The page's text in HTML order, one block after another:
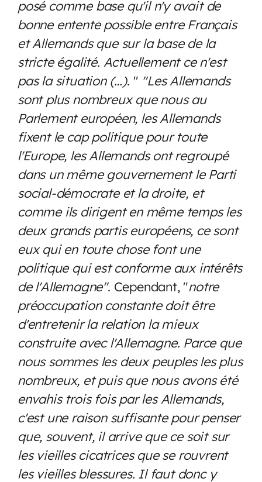
posé comme base qu'il n'y avait de
bonne entente possible entre Français
et Allemands que sur la base de la
stricte égalité. Actuellement ce n'est
pas la situation (…). " "Les Allemands
sont plus nombreux que nous au
Parlement européen, les Allemands
fixent le cap politique pour toute
l'Europe, les Allemands ont regroupé
dans un même gouvernement le Parti
social-démocrate et la droite, et
comme ils dirigent en même temps les
deux grands partis européens, ce sont
eux qui en toute chose font une
politique qui est conforme aux intérêts
de l'Allemagne". Cependant, "notre
préoccupation constante doit être
d'entretenir la relation la mieux
construite avec l'Allemagne. Parce que
nous sommes les deux peuples les plus
nombreux, et puis que nous avons été
envahis trois fois par les Allemands,
c'est une raison suffisante pour penser
que, souvent, il arrive que ce soit sur
les vieilles cicatrices que se rouvrent
les vieilles blessures. Il faut donc y